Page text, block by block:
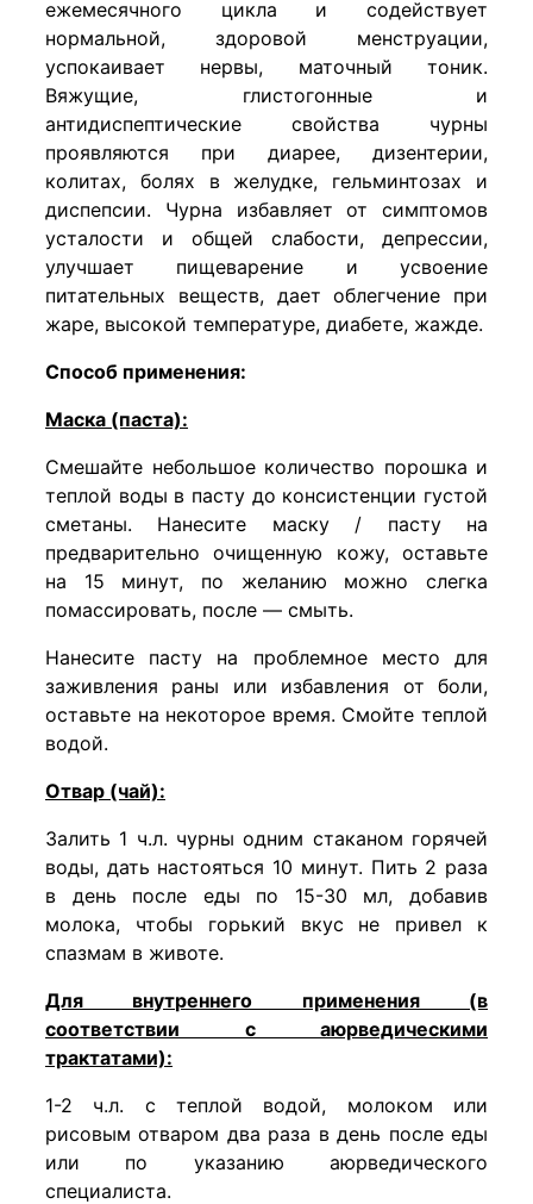
ежемесячного цикла и содействует
нормальной, здоровой менструации,
успокаивает нервы, маточный тоник.
Вяжущие, глистогонные и
антидиспептические свойства чурны
проявляются при диарее, дизентерии,
колитах, болях в желудке, гельминтозах и
диспепсии. Чурна избавляет от симптомов
усталости и общей слабости, депрессии,
улучшает пищеварение и усвоение
питательных веществ, дает облегчение при
жаре, высокой температуре, диабете, жажде.
Способ применения:
Маска (паста):
Смешайте небольшое количество порошка и
теплой воды в пасту до консистенции густой
сметаны. Нанесите маску / пасту на
предварительно очищенную кожу, оставьте
на 15 минут, по желанию можно слегка
помассировать, после — смыть.
Нанесите пасту на проблемное место для
заживления раны или избавления от боли,
оставьте на некоторое время. Смойте теплой
водой.
Отвар (чай):
Залить 1 ч.л. чурны одним стаканом горячей
воды, дать настояться 10 минут. Пить 2 раза
в день после еды по 15-30 мл, добавив
молока, чтобы горький вкус не привел к
спазмам в животе.
Для внутреннего применения (в
соответствии с аюрведическими
трактатами):
1-2 ч.л. с теплой водой, молоком или
рисовым отваром два раза в день после еды
или по указанию аюрведического
специалиста.